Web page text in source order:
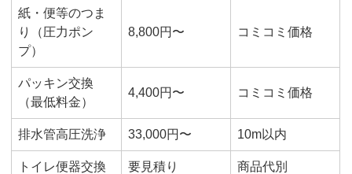
紙・便等のつま
り（圧力ポン
プ）
8,800円〜 コミコミ価格
パッキン交換
（最低料金）
4,400円〜 コミコミ価格
排水管高圧洗浄 33,000円〜 10m以内
トイレ便器交換 要見積り 商品代別